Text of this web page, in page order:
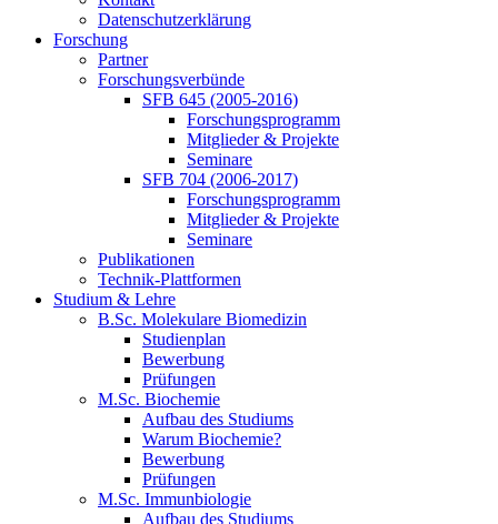
Datenschutzerklärung
Forschung
Partner
Forschungsverbünde
SFB 645 (2005-2016)
Forschungsprogramm
Mitglieder & Projekte
Seminare
SFB 704 (2006-2017)
Forschungsprogramm
Mitglieder & Projekte
Seminare
Publikationen
Technik-Plattformen
Studium & Lehre
B.Sc. Molekulare Biomedizin
Studienplan
Bewerbung
Prüfungen
M.Sc. Biochemie
Aufbau des Studiums
Warum Biochemie?
Bewerbung
Prüfungen
M.Sc. Immunbiologie
Aufbau des Studiums